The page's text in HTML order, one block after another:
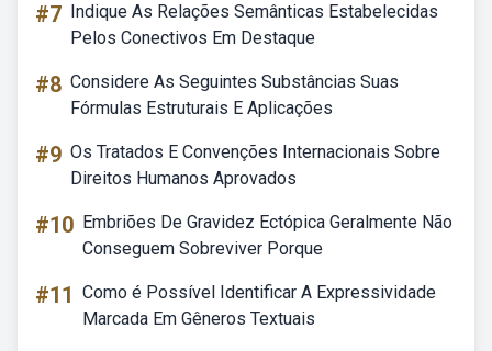
#7 Indique As Relações Semânticas Estabelecidas
Pelos Conectivos Em Destaque
#8 Considere As Seguintes Substâncias Suas
Fórmulas Estruturais E Aplicações
#9 Os Tratados E Convenções Internacionais Sobre
Direitos Humanos Aprovados
#10 Embriões De Gravidez Ectópica Geralmente Não
Conseguem Sobreviver Porque
#11 Como é Possível Identificar A Expressividade
Marcada Em Gêneros Textuais